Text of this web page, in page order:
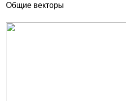
Общие векторы